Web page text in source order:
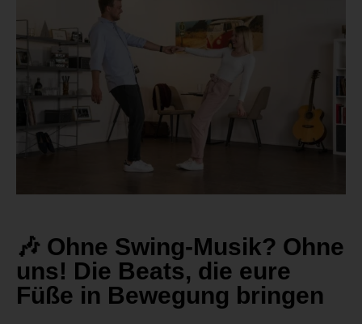
🎶 Ohne Swing-Musik? Ohne
uns! Die Beats, die eure
Füße in Bewegung bringen